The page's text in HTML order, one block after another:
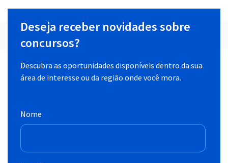
Deseja receber novidades sobre
concursos?
Descubra as oportunidades disponíveis dentro da sua
área de interesse ou da região onde você mora.
Nome